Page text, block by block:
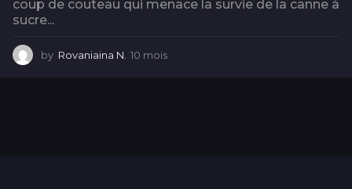
coup de couteau qui menace la survie de la canne à
sucre...
by Rovaniaina N. 10 mois